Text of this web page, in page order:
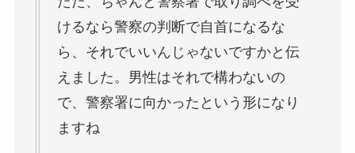
けるなら警察の判断で自首になるな
ら、それでいいんじゃないですかと伝
えました。男性はそれで構わないの
で、警察署に向かったという形になり
ますね